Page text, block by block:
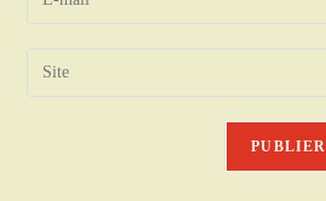
address
Saisir